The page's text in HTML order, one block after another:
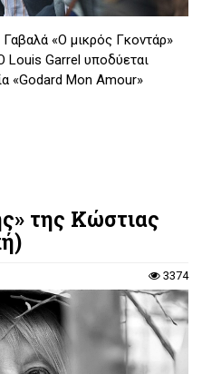
«Ο μικρός Γκοντάρ»
Louis Garrel υποδύεται
«Godard Mon Amour»
της Κώστιας
3374